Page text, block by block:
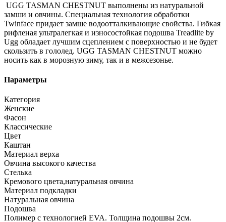
UGG TASMAN CHESTNUT выполнены из натуральной
замши и овчины. Специальная технология обработки
Twinface придает замше водоотталкивающие свойства. Гибкая
рифленая ультралегкая и износостойкая подошва Treadlite by
Ugg обладает лучшим сцеплением с поверхностью и не будет
скользить в гололед. UGG TASMAN CHESTNUT можно
носить как в морозную зиму, так и в межсезонье.
Параметры
Категория
Женские
Фасон
Классические
Цвет
Каштан
Материал верха
Овчина высокого качества
Стелька
Кремового цвета,натуральная овчина
Материал подкладки
Натуральная овчина
Подошва
Полимер с технологией EVA. Толщина подошвы 2см.